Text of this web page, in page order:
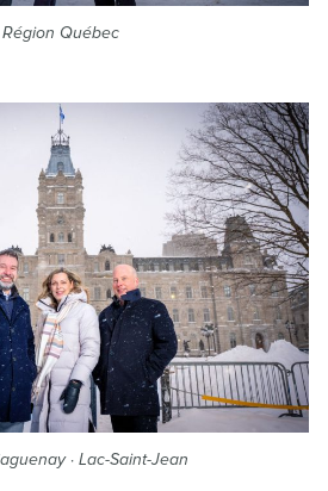
Région Québec
· Lac-Saint-Jean